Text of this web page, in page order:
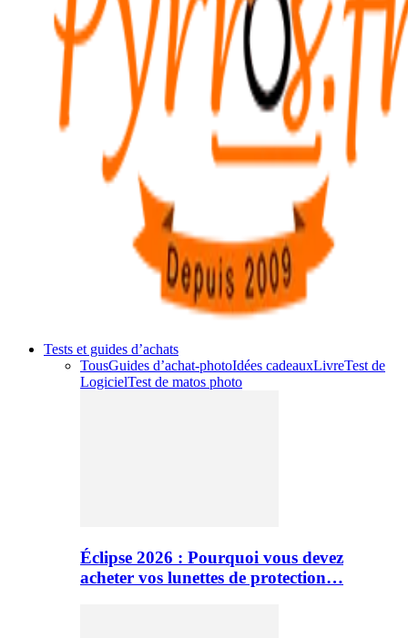
Tests et guides d’achats
TousGuides d’achat-photoIdées cadeauxLivreTest de
LogicielTest de matos photo
Éclipse 2026 : Pourquoi vous devez
acheter vos lunettes de protection…